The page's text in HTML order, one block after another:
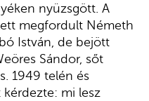
nyüzsgött. A
megfordult Németh
István, de bejött
Sándor, sőt
1949 telén és
kérdezte: mi lesz